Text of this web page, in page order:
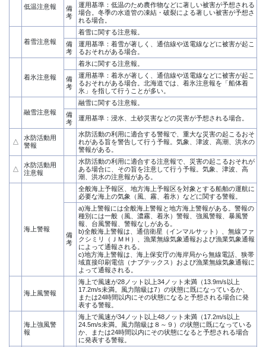
低温注意報
備
考
運用基準：低温のため農作物などに著しい被害が予想される
場合。冬季の水道管の凍結・破裂による著しい被害が予想さ
れる場合。
着雪注意報
着雪に関する注意報。
備
考
運用基準：着雪が著しく、通信線や送電線などに被害が起こ
るおそれがある場合。
着氷注意報
着氷に関する注意報。
備
考
運用基準：着氷が著しく、通信線や送電線などに被害が起こ
るおそれがある場合。北海道では、着氷注意報を「船体着
氷」を指して行うことが多い。
融雪注意報
融雪に関する注意報。
備
考
運用基準：浸水、土砂災害などの災害が予想される場合。
△
水防活動用
警報
水防活動の利用に適合する警報で、重大な災害の起こるおそ
れがある旨を警告して行う予報。気象、津波、高潮、洪水の
警報がある。
△
水防活動用
注意報
水防活動の利用に適合する注意報で、災害の起こるおそれが
ある場合に、その旨を注意して行う予報。気象、津波、高
潮、洪水の注意報がある。
海上警報
全般海上予報区、地方海上予報区を対象とする船舶の運航に
必要な海上の気象（風、霧、着氷）などに関する警報。
備
考
a)海上警報には全般海上警報と地方海上警報がある。警報の
種別には一般（風、濃霧、着氷）警報、強風警報、暴風警
報、台風警報、警報なしがある。
b)全般海上警報は、通信衛星（インマルサット）、無線ファ
クシミリ（ＪＭＨ）、漁業無線気象通報および漁業気象通報
によって通報される。
c)地方海上警報は、海上保安庁の海岸局から無線電話、狭帯
域直接印刷電信（ナブテックス）および漁業無線気象通報に
よって通報される。
海上風警報
海上で風速が28ノット以上34ノット未満（13.9m/s以上
17.2m/s未満。風力階級は7）の状態に既になっているか、
または24時間以内にその状態になると予想される場合に発
表する警報。
海上強風警
報
海上で風速が34ノット以上48ノット未満（17.2m/s以上
24.5m/s未満。風力階級は８～９）の状態に既になっている
か、または24時間以内にその状態になると予想される場合
に発表する警報。